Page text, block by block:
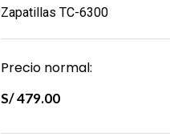
Zapatillas TC-6300
Precio normal:
S/479.00